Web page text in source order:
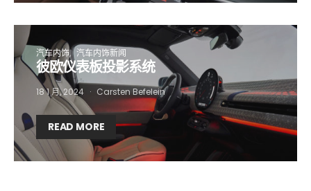
汽车内饰 汽车内饰新闻
彼欧仪表板投影系统
18 1 月, 2024 Carsten Befelein
READ MORE